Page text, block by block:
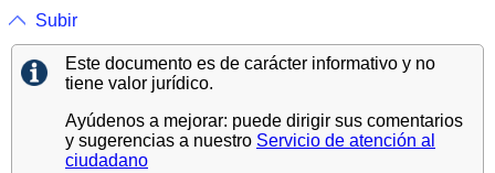
Subir
Este documento es de carácter informativo y no
tiene valor jurídico.
Ayúdenos a mejorar: puede dirigir sus comentarios
y sugerencias a nuestro Servicio de atención al
ciudadano